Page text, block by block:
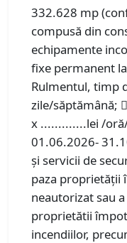
332.628 mp
compusă din
echipamente
fixe permanent
Rulmentul, timp
zile/săptămână;
x .............lei /
01.06.2026-
şi servicii de
paza proprietății
neautorizat sau
proprietătii
incendiilor,